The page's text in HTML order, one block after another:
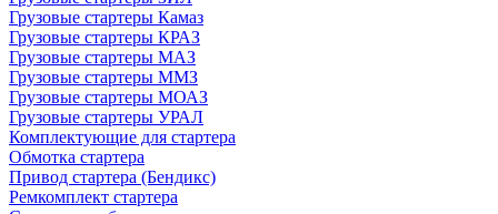
Грузовые стартеры Камаз
Грузовые стартеры КРАЗ
Грузовые стартеры МАЗ
Грузовые стартеры ММЗ
Грузовые стартеры МОАЗ
Грузовые стартеры УРАЛ
Комплектующие для стартера
Обмотка стартера
Привод стартера (Бендикс)
Ремкомплект стартера